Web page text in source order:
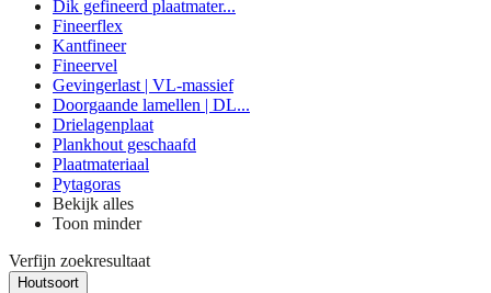
Dik gefineerd plaatmater...
Fineerflex
Kantfineer
Fineervel
Gevingerlast | VL-massief
Doorgaande lamellen | DL...
Drielagenplaat
Plankhout geschaafd
Plaatmateriaal
Pytagoras
Bekijk alles
Toon minder
Verfijn zoekresultaat
Houtsoort